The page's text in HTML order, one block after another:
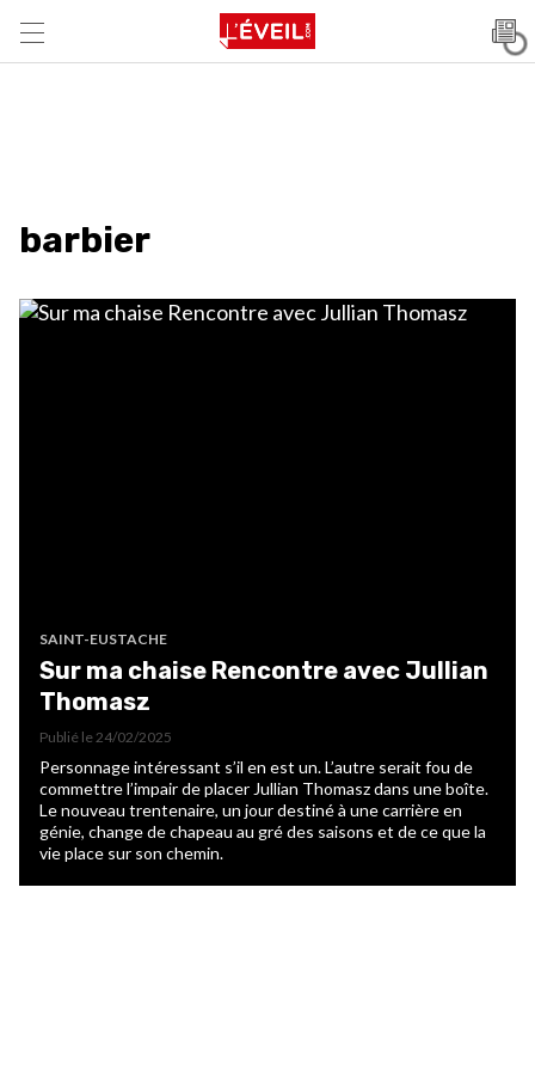
barbier
SAINT-EUSTACHE
Sur ma chaise Rencontre avec Jullian
Thomasz
Publié le24/02/2025
Personnage intéressant s’il en est un. L’autre serait fou de
commettre l’impair de placer Jullian Thomasz dans une boîte.
Le nouveau trentenaire, un jour destiné à une carrière en
génie, change de chapeau au gré des saisons et de ce que la
vie place sur son chemin.